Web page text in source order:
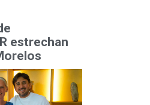
estrechan